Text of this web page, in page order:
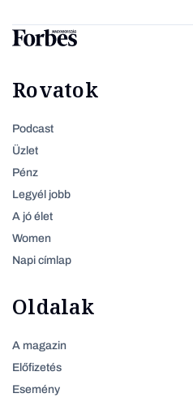
Rovatok
Podcast
Üzlet
Pénz
Legyél jobb
A jó élet
Women
Napi címlap
Oldalak
A magazin
Előfizetés
Esemény